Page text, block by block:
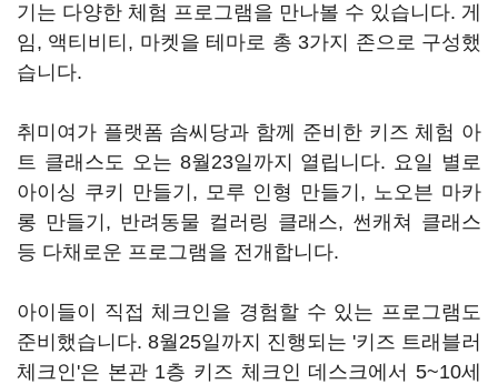
기는 다양한 체험 프로그램을 만나볼 수 있습니다. 게
임, 액티비티, 마켓을 테마로 총 3가지 존으로 구성했
습니다.
취미여가 플랫폼 솜씨당과 함께 준비한 키즈 체험 아
트 클래스도 오는 8월23일까지 열립니다. 요일 별로
아이싱 쿠키 만들기, 모루 인형 만들기, 노오븐 마카
롱 만들기, 반려동물 컬러링 클래스, 썬캐쳐 클래스
등 다채로운 프로그램을 전개합니다.
아이들이 직접 체크인을 경험할 수 있는 프로그램도
준비했습니다. 8월25일까지 진행되는 '키즈 트래블러
체크인'은 본관 1층 키즈 체크인 데스크에서 5~10세